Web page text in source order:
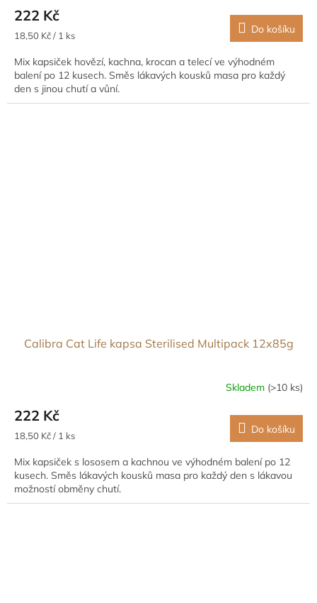
222 Kč
Měrná
18,50 Kč / 1 ks Do košíku
Mix kapsiček hovězí, kachna, krocan a telecí ve výhodném
balení po 12 kusech. Směs lákavých kousků masa pro každý
den s jinou chutí a vůní.
Calibra Cat Life kapsa Sterilised Multipack 12x85g
Skladem (>10 ks)
222 Kč
Měrná
18,50 Kč / 1 ks Do košíku
Mix kapsiček s lososem a kachnou ve výhodném balení po 12
kusech. Směs lákavých kousků masa pro každý den s lákavou
možností obměny chutí.